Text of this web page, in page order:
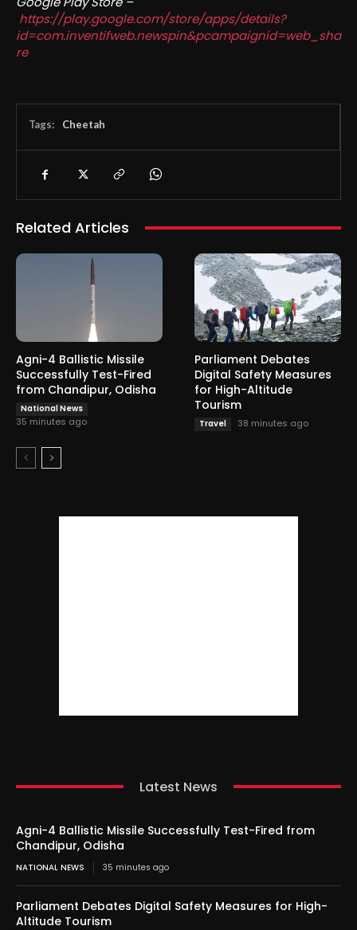
https://play.google.com/store/apps/details?
id=com.inventifweb.newspin&pcampaignid=web_sha
re
Tags: Cheetah
Related Articles
Agni-4 Ballistic Missile
Successfully Test-Fired
from Chandipur, Odisha
National News
35 minutes ago
Parliament Debates
Digital Safety Measures
for High-Altitude
Tourism
Travel 38 minutes ago
Latest News
Agni-4 Ballistic Missile Successfully Test-Fired from
Chandipur, Odisha
NATIONAL NEWS 35 minutes ago
Parliament Debates Digital Safety Measures for High-
Altitude Tourism